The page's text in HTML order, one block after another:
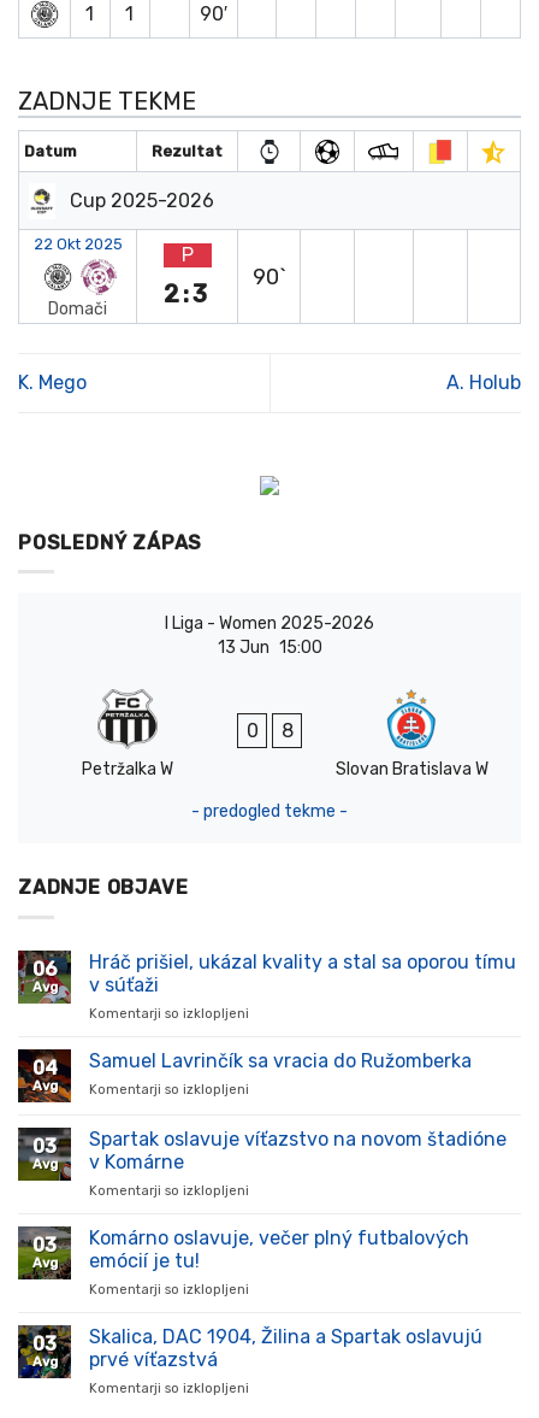
1 1 90′
ZADNJE TEKME
Datum Rezultat
Cup 2025-2026
22 Okt 2025
Domači
P
2:3
90`
K. Mego A. Holub
POSLEDNÝ ZÁPAS
I Liga - Women 2025-2026
13 Jun 15:00
Petržalka W
0 8
Slovan Bratislava W
- predogled tekme -
ZADNJE OBJAVE
06
Avg
Hráč prišiel, ukázal kvality a stal sa oporou tímu
v súťaži
Komentarji so izklopljeni
prišiel,
stal
súťaži
04
Avg
Samuel Lavrinčík sa vracia do Ružomberka
Komentarji so izklopljeni
Lavrinčík
sa
03
Avg
Spartak oslavuje víťazstvo na novom štadióne
v Komárne
Komentarji so izklopljeni
oslavuje
v
03
Avg
Komárno oslavuje, večer plný futbalových
emócií je tu!
Komentarji so izklopljeni
oslavuje,
03
Avg
Skalica, DAC 1904, Žilina a Spartak oslavujú
prvé víťazstvá
Komentarji so izklopljeni